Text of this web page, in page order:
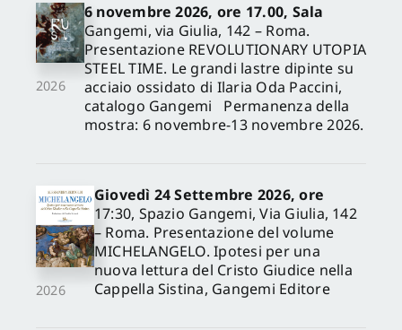
2026
6 novembre 2026, ore 17.00, Sala
Gangemi, via Giulia, 142 – Roma.
Presentazione REVOLUTIONARY UTOPIA
STEEL TIME. Le grandi lastre dipinte su
acciaio ossidato di Ilaria Oda Paccini,
catalogo Gangemi Permanenza della
mostra: 6 novembre-13 novembre 2026.
2026
Giovedì 24 Settembre 2026, ore
17:30, Spazio Gangemi, Via Giulia, 142
– Roma. Presentazione del volume
MICHELANGELO. Ipotesi per una
nuova lettura del Cristo Giudice nella
Cappella Sistina, Gangemi Editore